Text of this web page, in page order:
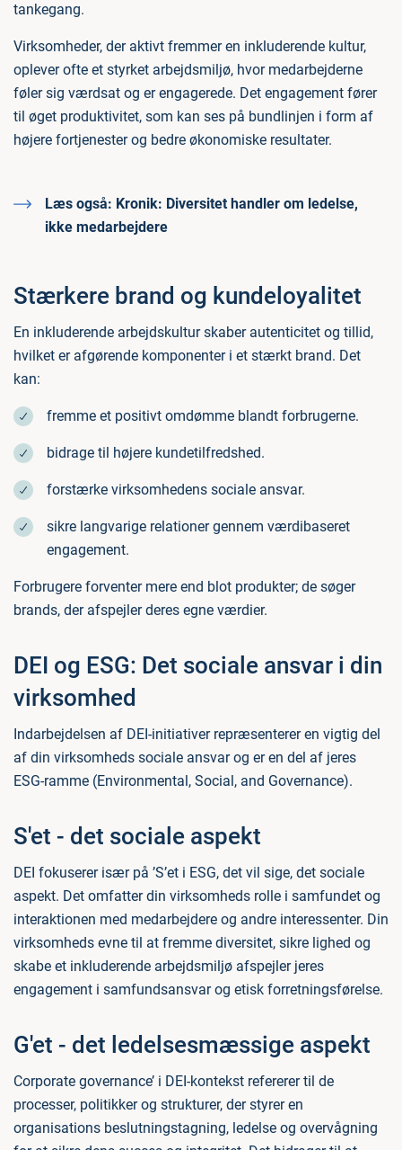
tankegang.
Virksomheder, der aktivt fremmer en inkluderende kultur,
oplever ofte et styrket arbejdsmiljø, hvor medarbejderne
føler sig værdsat og er engagerede. Det engagement fører
til øget produktivitet, som kan ses på bundlinjen i form af
højere fortjenester og bedre økonomiske resultater.
Læs også: Kronik: Diversitet handler om ledelse,
ikke medarbejdere
Stærkere brand og kundeloyalitet
En inkluderende arbejdskultur skaber autenticitet og tillid,
hvilket er afgørende komponenter i et stærkt brand. Det
kan:
fremme et positivt omdømme blandt forbrugerne.
bidrage til højere kundetilfredshed.
forstærke virksomhedens sociale ansvar.
sikre langvarige relationer gennem værdibaseret
engagement.
Forbrugere forventer mere end blot produkter; de søger
brands, der afspejler deres egne værdier.
DEI og ESG: Det sociale ansvar i din
virksomhed
Indarbejdelsen af DEI-initiativer repræsenterer en vigtig del
af din virksomheds sociale ansvar og er en del af jeres
ESG-ramme (Environmental, Social, and Governance).
S'et - det sociale aspekt
DEI fokuserer især på ’S’et i ESG, det vil sige, det sociale
aspekt. Det omfatter din virksomheds rolle i samfundet og
interaktionen med medarbejdere og andre interessenter. Din
virksomheds evne til at fremme diversitet, sikre lighed og
skabe et inkluderende arbejdsmiljø afspejler jeres
engagement i samfundsansvar og etisk forretningsførelse.
G'et - det ledelsesmæssige aspekt
Corporate governance’ i DEI-kontekst refererer til de
processer, politikker og strukturer, der styrer en
organisations beslutningstagning, ledelse og overvågning